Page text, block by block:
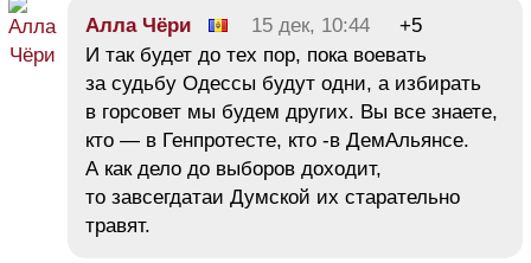
Алла Чёри 15 дек, 10:44
+5
И так будет до тех пор, пока воевать
за судьбу Одессы будут одни, а избирать
в горсовет мы будем других. Вы все знаете,
кто — в Генпротесте, кто -в ДемАльянсе.
А как дело до выборов доходит,
то завсегдатаи Думской их старательно
травят.